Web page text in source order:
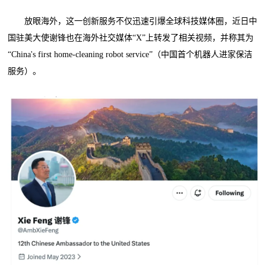
放眼海外，这一创新服务不仅迅速引爆全球科技媒体圈，近日中
国驻美大使谢锋也在海外社交媒体“X”上转发了相关视频，并称其为
“China's first home-cleaning robot service”（中国首个机器人进家保洁
服务）。